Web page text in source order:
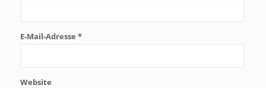
E-Mail-Adresse *
Website